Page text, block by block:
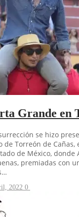
Grande en
se hizo
de Torreón de Cañas,
de México,
premiadas con
2022 0